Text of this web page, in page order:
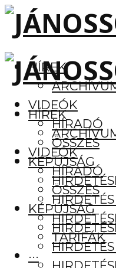
HÍREK
VIDEÓK
HÍRADÓ
ÖSSZES
KÉPÚJSÁG
TARIFÁK
···
HÍREK
VIDEÓK
HÍRADÓ
ÖSSZES
KÉPÚJSÁG